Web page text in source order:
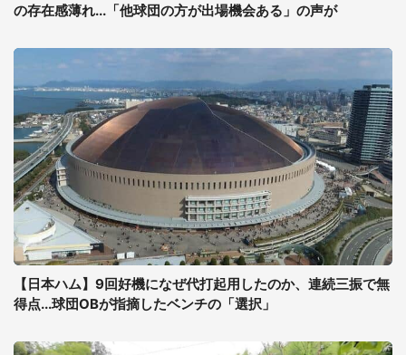
の存在感薄れ...「他球団の方が出場機会ある」の声が
【日本ハム】9回好機になぜ代打起用したのか、連続三振で無
得点...球団OBが指摘したベンチの「選択」